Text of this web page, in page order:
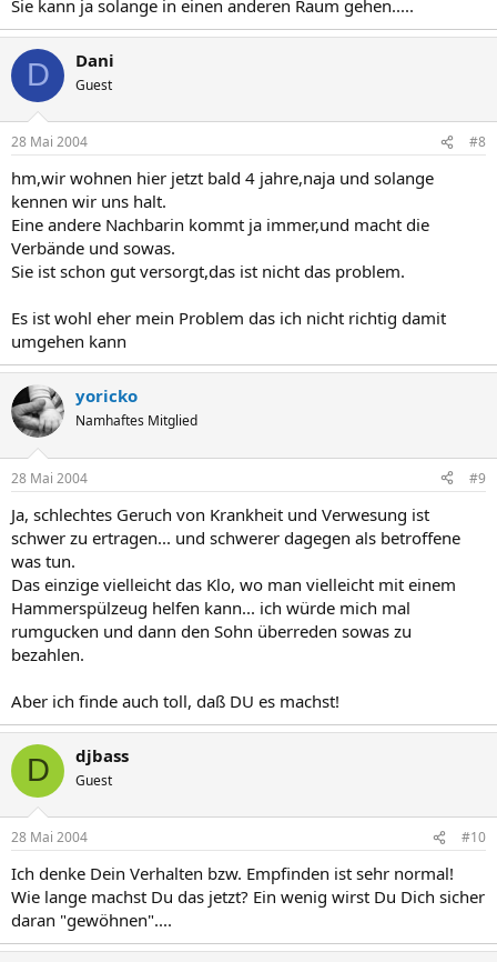
Sie kann ja solange in einen anderen Raum gehen.....
D Dani
Guest
28 Mai 2004 #8
hm,wir wohnen hier jetzt bald 4 jahre,naja und solange
kennen wir uns halt.
Eine andere Nachbarin kommt ja immer,und macht die
Verbände und sowas.
Sie ist schon gut versorgt,das ist nicht das problem.
Es ist wohl eher mein Problem das ich nicht richtig damit
umgehen kann
yoricko
Namhaftes Mitglied
28 Mai 2004 #9
Ja, schlechtes Geruch von Krankheit und Verwesung ist
schwer zu ertragen... und schwerer dagegen als betroffene
was tun.
Das einzige vielleicht das Klo, wo man vielleicht mit einem
Hammerspülzeug helfen kann... ich würde mich mal
rumgucken und dann den Sohn überreden sowas zu
bezahlen.
Aber ich finde auch toll, daß DU es machst!
D djbass
Guest
28 Mai 2004 #10
Ich denke Dein Verhalten bzw. Empfinden ist sehr normal!
Wie lange machst Du das jetzt? Ein wenig wirst Du Dich sicher
daran "gewöhnen"....